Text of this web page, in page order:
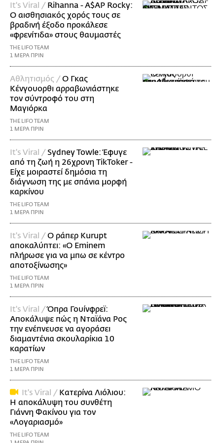
It's Viral / Rihanna - A$AP Rocky:
Ο αισθησιακός χορός τους σε
βραδινή έξοδο προκάλεσε
«φρενίτιδα» στους θαυμαστές
THE LIFO TEAM
1 ΜΕΡΑ ΠΡΙΝ
Αθλητισμός /Ο Γκας
Κένγουορθι αρραβωνιάστηκε
τον σύντροφό του στη
Μαγιόρκα
THE LIFO TEAM
1 ΜΕΡΑ ΠΡΙΝ
It's Viral / Sydney Towle: Έφυγε
από τη ζωή η 26χρονη TikToker -
Είχε μοιραστεί δημόσια τη
διάγνωση της με σπάνια μορφή
καρκίνου
THE LIFO TEAM
1 ΜΕΡΑ ΠΡΙΝ
It's Viral /Ο ράπερ Kurupt
αποκαλύπτει: «Ο Eminem
πλήρωσε για να μπω σε κέντρο
αποτοξίνωσης»
THE LIFO TEAM
1 ΜΕΡΑ ΠΡΙΝ
It's Viral /Όπρα Γουίνφρεϊ:
Αποκάλυψε πώς η Νταϊάνα Ρος
την ενέπνευσε να αγοράσει
διαμαντένια σκουλαρίκια 10
καρατίων
THE LIFO TEAM
1 ΜΕΡΑ ΠΡΙΝ
It's Viral / Κατερίνα Λιόλιου:
Η αποκάλυψη του συνθέτη
Γιάννη Φακίνου για τον
«Λογαριασμό»
THE LIFO TEAM